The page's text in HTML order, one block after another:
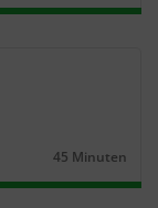
Dauer:
45 Minuten